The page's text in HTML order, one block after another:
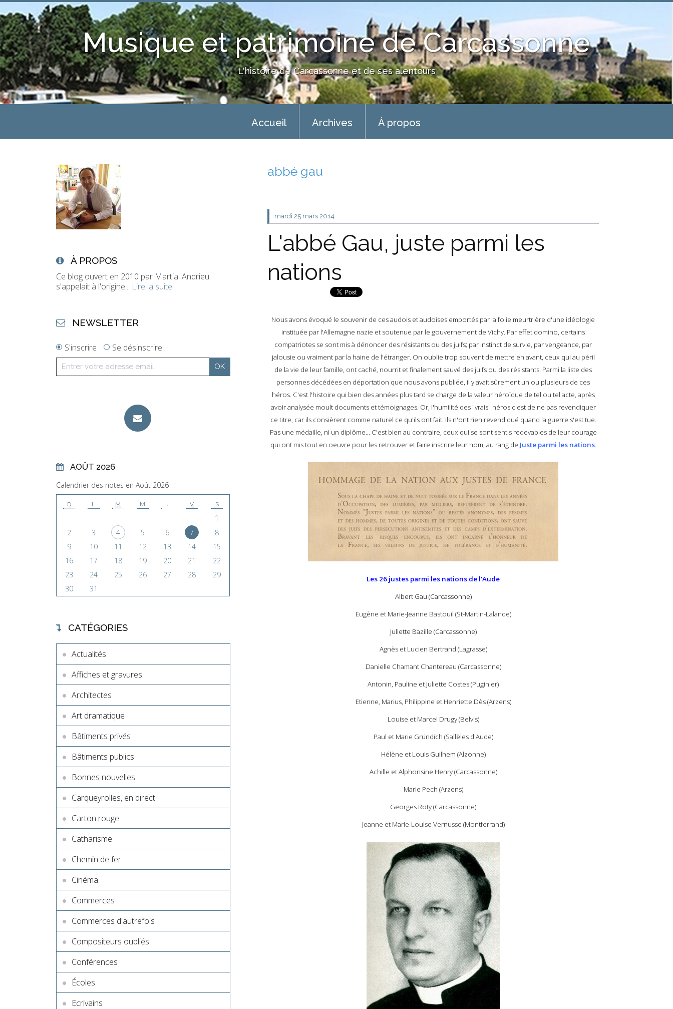
Musique et patrimoine de Carcassonne
L'histoire de Carcassonne et de ses alentours
Accueil Archives À propos
À PROPOS
Ce blog ouvert en 2010 par Martial Andrieu
s'appelait à l'origine... Lire la suite
NEWSLETTER
S'inscrire Se désinscrire
AOÛT 2026
Calendrier des notes en Août 2026
D L M M J V S
1
2
3 4 5 6 7
8
9
10 11 12 13 14
15
16
17 18 19 20 21
22
23
24 25 26 27 28
29
30
31
CATÉGORIES
Actualités
Affiches et gravures
Architectes
Art dramatique
Bâtiments privés
Bâtiments publics
Bonnes nouvelles
Carqueyrolles, en direct
Carton rouge
Catharisme
Chemin de fer
Cinéma
Commerces
Commerces d'autrefois
Compositeurs oubliés
Conférences
Écoles
Ecrivains
abbé gau
mardi 25 mars 2014
L'abbé Gau, juste parmi les
nations
Nous avons évoqué le souvenir de ces audois et audoises emportés par la folie meurtrière d'une idéologie
instituée par l'Allemagne nazie et soutenue par le gouvernement de Vichy. Par effet domino, certains
compatriotes se sont mis à dénoncer des résistants ou des juifs; par instinct de survie, par vengeance, par
jalousie ou vraiment par la haine de l'étranger. On oublie trop souvent de mettre en avant, ceux qui au péril
de la vie de leur famille, ont caché, nourrit et finalement sauvé des juifs ou des résistants. Parmi la liste des
personnes décédées en déportation que nous avons publiée, il y avait sûrement un ou plusieurs de ces
héros. C'est l'histoire qui bien des années plus tard se charge de la valeur héroïque de tel ou tel acte, après
avoir analysée moult documents et témoignages. Or, l'humilité des "vrais" héros c'est de ne pas revendiquer
ce titre, car ils consièrent comme naturel ce qu'ils ont fait. Ils n'ont rien revendiqué quand la guerre s'est tue.
Pas une médaille, ni un diplôme... C'est bien au contraire, ceux qui se sont sentis redevables de leur courage
qui ont mis tout en oeuvre pour les retrouver et faire inscrire leur nom, au rang de Juste parmi les nations.
Les 26 justes parmi les nations de l'Aude
Albert Gau (Carcassonne)
Eugène et Marie-Jeanne Bastouil (St-Martin-Lalande)
Juliette Bazille (Carcassonne)
Agnès et Lucien Bertrand (Lagrasse)
Danielle Chamant Chantereau (Carcassonne)
Antonin, Pauline et Juliette Costes (Puginier)
Etienne, Marius, Philippine et Henriette Dès (Arzens)
Louise et Marcel Drugy (Belvis)
Paul et Marie Gründich (Sallèles d'Aude)
Hélène et Louis Guilhem (Alzonne)
Achille et Alphonsine Henry (Carcassonne)
Marie Pech (Arzens)
Georges Roty (Carcassonne)
Jeanne et Marie-Louise Vernusse (Montferrand)